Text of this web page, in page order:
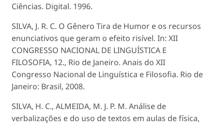
Ciências. Digital. 1996.
SILVA, J. R. C. O Gênero Tira de Humor e os recursos
enunciativos que geram o efeito risível. In: XII
CONGRESSO NACIONAL DE LINGUÍSTICA E
FILOSOFIA, 12., Rio de Janeiro. Anais do XII
Congresso Nacional de Linguística e Filosofia. Rio de
Janeiro: Brasil, 2008.
SILVA, H. C., ALMEIDA, M. J. P. M. Análise de
verbalizações e do uso de textos em aulas de física,